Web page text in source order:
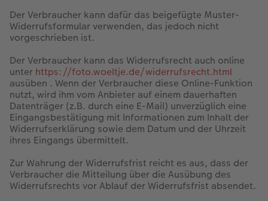
Der Verbraucher kann dafür das beigefügte Muster-
Widerrufsformular verwenden, das jedoch nicht
vorgeschrieben ist.
Der Verbraucher kann das Widerrufsrecht auch online
unter https://foto.woeltje.de/widerrufsrecht.html
ausüben . Wenn der Verbraucher diese Online-Funktion
nutzt, wird ihm vom Anbieter auf einem dauerhaften
Datenträger (z.B. durch eine E-Mail) unverzüglich eine
Eingangsbestätigung mit Informationen zum Inhalt der
Widerrufserklärung sowie dem Datum und der Uhrzeit
ihres Eingangs übermittelt.
Zur Wahrung der Widerrufsfrist reicht es aus, dass der
Verbraucher die Mitteilung über die Ausübung des
Widerrufsrechts vor Ablauf der Widerrufsfrist absendet.